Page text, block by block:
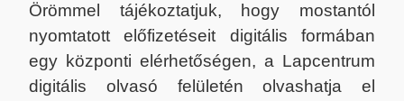
Örömmel tájékoztatjuk, hogy mostantól
nyomtatott előfizetéseit digitális formában
egy központi elérhetőségen, a Lapcentrum
digitális olvasó felületén olvashatja el